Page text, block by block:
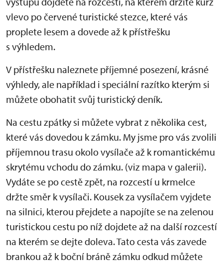
vlevo po červené turistické stezce, které vás
proplete lesem a dovede až k přístřešku
s výhledem.
V přístřešku naleznete příjemné posezení, krásné
výhledy, ale například i speciální razítko kterým si
můžete obohatit svůj turistický deník.
Na cestu zpátky si můžete vybrat z několika cest,
které vás dovedou k zámku. My jsme pro vás zvolili
příjemnou trasu okolo vysílače až k romantickému
skrytému vchodu do zámku. (viz mapa v galerii).
Vydáte se po cestě zpět, na rozcestí u krmelce
držte směr k vysílači. Kousek za vysílačem vyjdete
na silnici, kterou přejdete a napojíte se na zelenou
turistickou cestu po níž dojdete až na další rozcestí
na kterém se dejte doleva. Tato cesta vás zavede
brankou až k boční bráně zámku odkud můžete